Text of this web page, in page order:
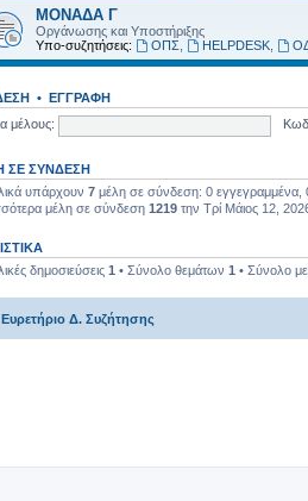
ΜΟΝΑΔΑ Γ
Οργάνωσης και Υποστήριξης
Υπο-συζητήσεις:
ΟΠΣ HELPDESK,
• ΕΓΓΡΑΦΉ
μέλους:
ΣΕ ΣΎΝΔΕΣΗ
υπάρχουν 7 μέλη σε σύνδεση: 0 εγγεγραμμένα,
μέλη σε σύνδεση 1219 την Τρί Μάιος 12,
δημοσιεύσεις 1 • Σύνολο θεμάτων 1 • Σύνολο
Ευρετήριο Δ. Συζήτησης